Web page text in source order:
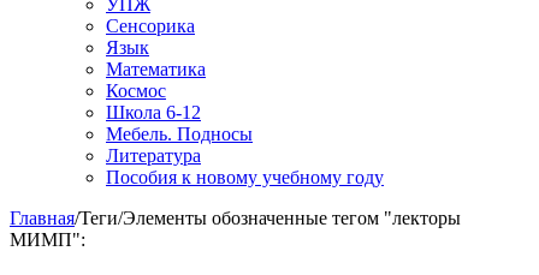
УПЖ
Сенсорика
Язык
Математика
Космос
Школа 6-12
Мебель. Подносы
Литература
Пособия к новому учебному году
Главная/Теги/Элементы обозначенные тегом "лекторы
МИМП":